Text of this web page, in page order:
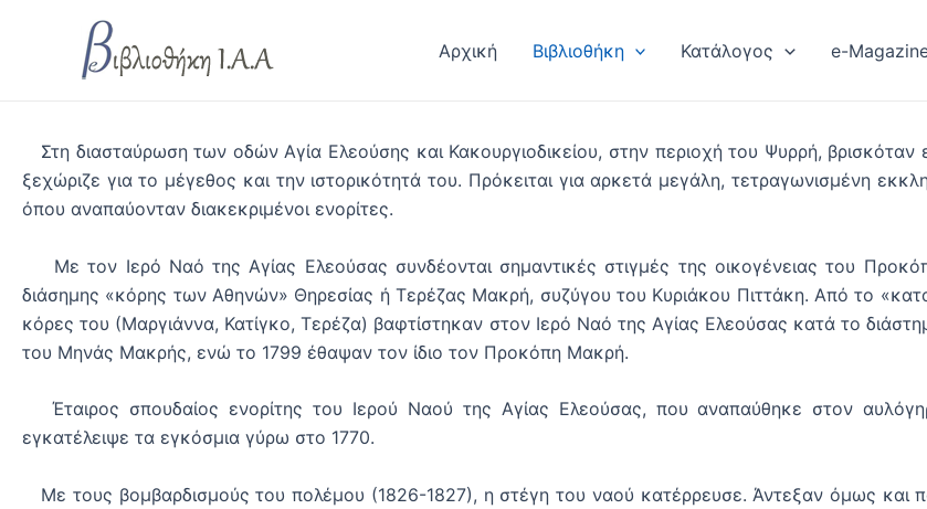
Αρχική Βιβλιοθήκη Κατάλογος e-
Στη διασταύρωση των οδών Αγία Ελεούσης και Κακουργιοδικείου, στην περιοχή του Ψυρρή,
ξεχώριζε για το μέγεθος και την ιστορικότητά του. Πρόκειται για αρκετά μεγάλη, τετραγωνισμένη
όπου αναπαύονταν διακεκριμένοι ενορίτες.
Με τον Ιερό Ναό της Αγίας Ελεούσας συνδέονται σημαντικές στιγμές της οικογένειας του
διάσημης «κόρης των Αθηνών» Θηρεσίας ή Τερέζας Μακρή, συζύγου του Κυριάκου Πιττάκη. Από το
κόρες του (Μαργιάννα, Κατίγκο, Τερέζα) βαφτίστηκαν στον Ιερό Ναό της Αγίας Ελεούσας κατά το
του Μηνάς Μακρής, ενώ το 1799 έθαψαν τον ίδιο τον Προκόπη Μακρή.
Έταιρος σπουδαίος ενορίτης του Ιερού Ναού της Αγίας Ελεούσας, που αναπαύθηκε στον
εγκατέλειψε τα εγκόσμια γύρω στο 1770.
Με τους βομβαρδισμούς του πολέμου (1826-1827), η στέγη του ναού κατέρρευσε. Άντεξαν όμως και